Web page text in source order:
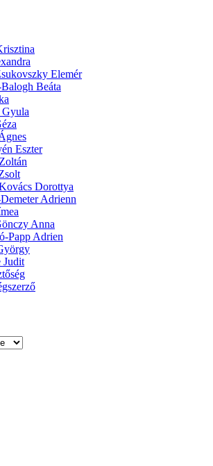
Elemér
Beáta
Eszter
Dorottya
Adrienn
Anna
Papp Adrien
Judit